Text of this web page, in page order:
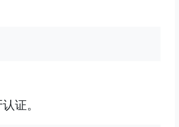
证。